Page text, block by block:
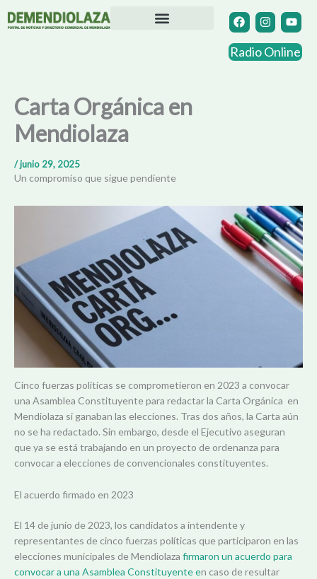
F
a
c
e
b
I
n
s
t
a
Y
o
u
t
u
Radio Online
Carta Orgánica en
Mendiolaza
/junio 29, 2025
Un compromiso que sigue pendiente
Cinco fuerzas políticas se comprometieron en 2023 a convocar
una Asamblea Constituyente para redactar la Carta Orgánica en
Mendiolaza si ganaban las elecciones. Tras dos años, la Carta aún
no se ha redactado. Sin embargo, desde el Ejecutivo aseguran
que ya se está trabajando en un proyecto de ordenanza para
convocar a elecciones de convencionales constituyentes.
El acuerdo firmado en 2023
El 14 de junio de 2023, los candidatos a intendente y
representantes de cinco fuerzas políticas que participaron en las
elecciones municipales de Mendiolaza firmaron un acuerdo para
convocar a una Asamblea Constituyente en caso de resultar